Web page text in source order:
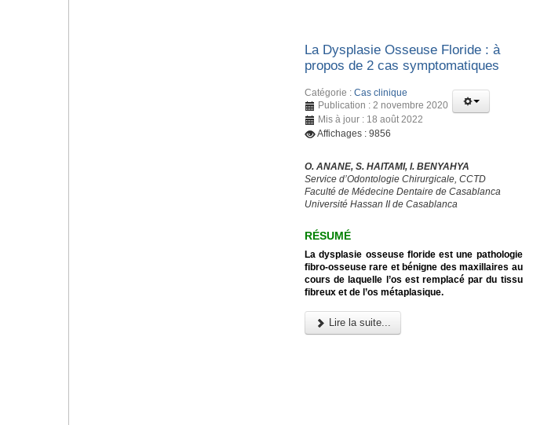
La Dysplasie Osseuse Floride : à
propos de 2 cas symptomatiques
Catégorie : Cas clinique
Publication : 2 novembre 2020
Mis à jour : 18 août 2022
Affichages : 9856
O. ANANE, S. HAITAMI, I. BENYAHYA
Service d’Odontologie Chirurgicale, CCTD
Faculté de Médecine Dentaire de Casablanca
Université Hassan II de Casablanca
RÉSUMÉ
La dysplasie osseuse floride est une pathologie
fibro-osseuse rare et bénigne des maxillaires au
cours de laquelle l’os est remplacé par du tissu
fibreux et de l’os métaplasique.
Lire la suite...